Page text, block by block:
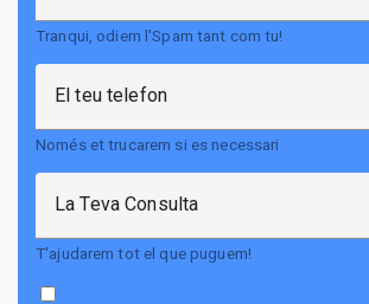
Tranqui, odiem l'Spam tant com tu!
El teu telefon
Només et trucarem si es necessari
La Teva Consulta
T'ajudarem tot el que puguem!